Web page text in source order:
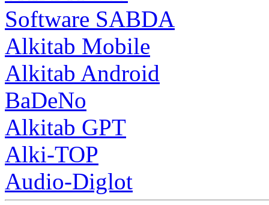
Software SABDA
Alkitab Mobile
Alkitab Android
BaDeNo
Alkitab GPT
Alki-TOP
Audio-Diglot